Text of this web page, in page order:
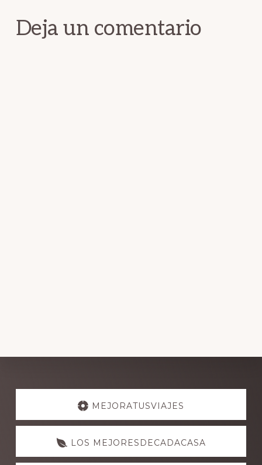
los
lectores
Deja un comentario
Explore
MEJORATUSVIAJES
LOS MEJORESDECADACASA